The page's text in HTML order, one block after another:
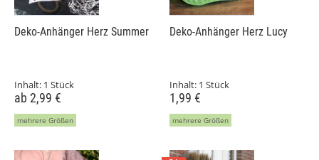
Deko-Anhänger Herz Summer
Inhalt: 1 Stück
ab 2,99 €
mehrere Größen
Deko-Anhänger Herz Lucy
Inhalt: 1 Stück
1,99 €
mehrere Größen